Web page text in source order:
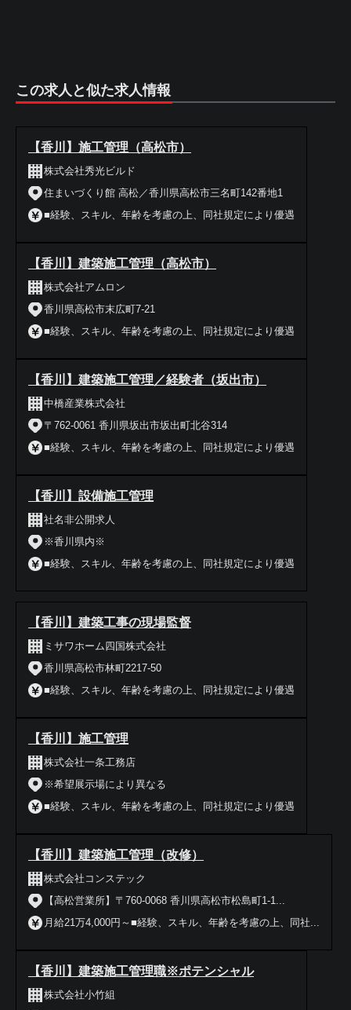
この求人と似た求人情報
【香川】施工管理（高松市）
株式会社秀光ビルド
住まいづくり館 高松／香川県高松市三名町142番地1
■経験、スキル、年齢を考慮の上、同社規定により優遇
【香川】建築施工管理（高松市）
株式会社アムロン
香川県高松市末広町7-21
■経験、スキル、年齢を考慮の上、同社規定により優遇
【香川】建築施工管理／経験者（坂出市）
中橋産業株式会社
〒762-0061 香川県坂出市坂出町北谷314
■経験、スキル、年齢を考慮の上、同社規定により優遇
【香川】設備施工管理
社名非公開求人
※香川県内※
■経験、スキル、年齢を考慮の上、同社規定により優遇
【香川】建築工事の現場監督
ミサワホーム四国株式会社
香川県高松市林町2217-50
■経験、スキル、年齢を考慮の上、同社規定により優遇
【香川】施工管理
株式会社一条工務店
※希望展示場により異なる
■経験、スキル、年齢を考慮の上、同社規定により優遇
【香川】建築施工管理（改修）
株式会社コンステック
【高松営業所】〒760-0068 香川県高松市松島町1-1...
月給21万4,000円～■経験、スキル、年齢を考慮の上、同社...
【香川】建築施工管理職※ポテンシャル
株式会社小竹組